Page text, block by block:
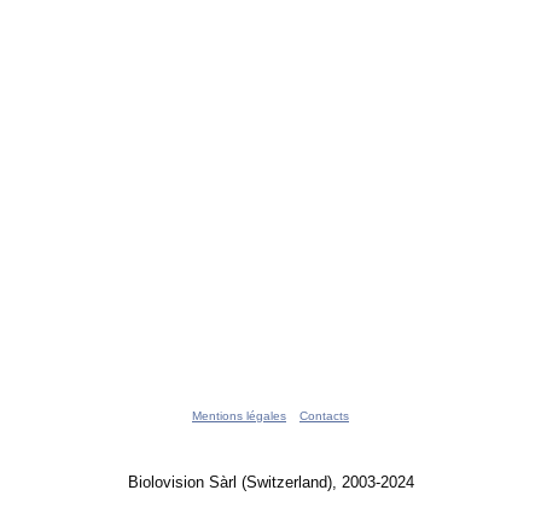
Mentions légales Contacts
Biolovision Sàrl (Switzerland), 2003-2024